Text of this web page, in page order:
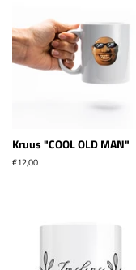
Kruus "COOL OLD MAN"
Tavahind
€12,00